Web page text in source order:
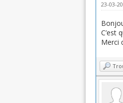
23-03-
C’est
Merci